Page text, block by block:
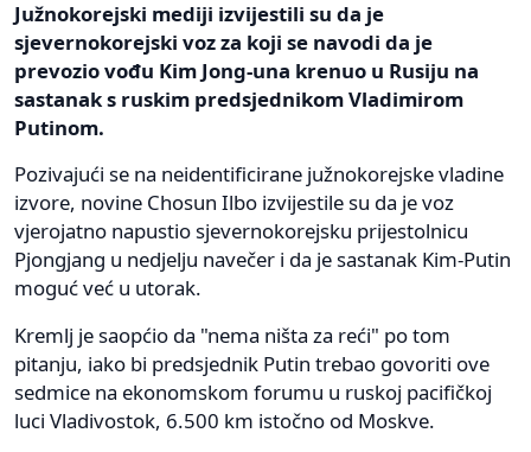
Južnokorejski mediji izvijestili su da je
sjevernokorejski voz za koji se navodi da je
prevozio vođu Kim Jong-una krenuo u Rusiju na
sastanak s ruskim predsjednikom Vladimirom
Putinom.
Pozivajući se na neidentificirane južnokorejske vladine
izvore, novine Chosun Ilbo izvijestile su da je voz
vjerojatno napustio sjevernokorejsku prijestolnicu
Pjongjang u nedjelju navečer i da je sastanak Kim-Putin
moguć već u utorak.
Kremlj je saopćio da "nema ništa za reći" po tom
pitanju, iako bi predsjednik Putin trebao govoriti ove
sedmice na ekonomskom forumu u ruskoj pacifičkoj
luci Vladivostok, 6.500 km istočno od Moskve.